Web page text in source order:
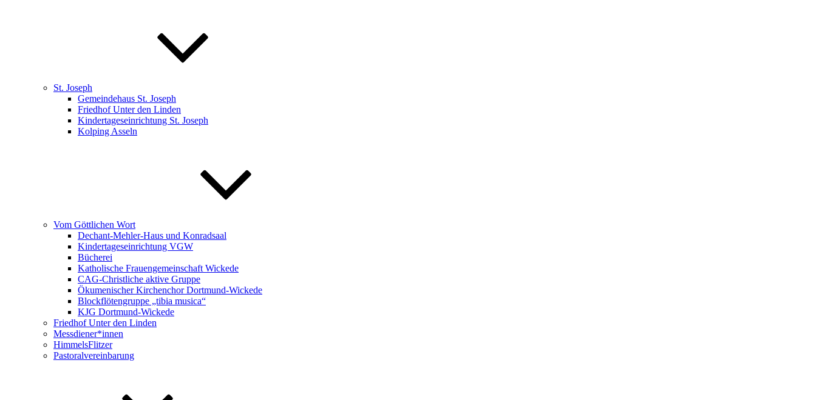
St. Joseph
Gemeindehaus St. Joseph
Friedhof Unter den Linden
Kindertageseinrichtung St. Joseph
Kolping Asseln
Vom Göttlichen Wort
Dechant-Mehler-Haus und Konradsaal
Kindertageseinrichtung VGW
Bücherei
Katholische Frauengemeinschaft Wickede
CAG-Christliche aktive Gruppe
Ökumenischer Kirchenchor Dortmund-Wickede
Blockflötengruppe „tibia musica“
KJG Dortmund-Wickede
Friedhof Unter den Linden
Messdiener*innen
HimmelsFlitzer
Pastoralvereinbarung